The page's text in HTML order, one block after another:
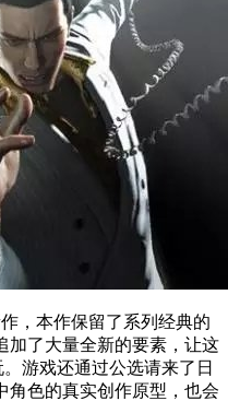
，本作保留了系列经典的
加了大量全新的要素，让这
游戏还通过公选请来了日
角色的真实创作原型，也会